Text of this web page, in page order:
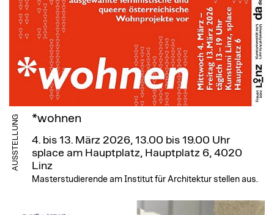
AUSSTELLUNG *wohnen
4. bis 13. März 2026, 13.00 bis 19.00 Uhr
splace am Hauptplatz, Hauptplatz 6, 4020
Linz
Masterstudierende am Institut für Architektur stellen aus.